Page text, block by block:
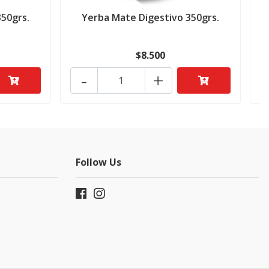
Yerba Mate Digestivo 350grs.
$8.500
+
-
Follow Us